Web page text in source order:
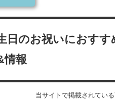
日のお祝いにおす
情報
当サイトで掲載されてい